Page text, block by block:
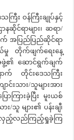
း ဝန်ကြီးချုပ်နှင့်
နဆိုင်ရာများ၊ ဆရာ/
ာက် အပြည်ပြည်ဆိုင်ရာ
ယ်မှု တိုက်ဖျက်ရေးနေ့
၏ ဆောင်ရွက်ချက်
က် တိုင်းဒေသကြီး
းသား/သူများအား
ကြားခဲ့ပြီး မူးယစ်
း/သူ များ၏ ပန်းချီ၊
လှည့်လည်ကြည့်ရှုခဲ့ကြ